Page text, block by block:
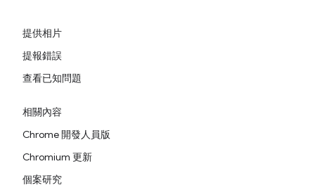
提供相片
提報錯誤
查看已知問題
相關內容
Chrome 開發人員版
Chromium 更新
個案研究